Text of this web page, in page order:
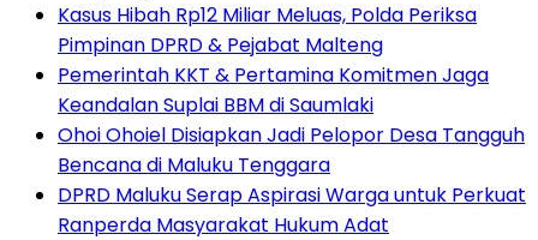
Kasus Hibah Rp12 Miliar Meluas, Polda Periksa
Pimpinan DPRD & Pejabat Malteng
Pemerintah KKT & Pertamina Komitmen Jaga
Keandalan Suplai BBM di Saumlaki
Ohoi Ohoiel Disiapkan Jadi Pelopor Desa Tangguh
Bencana di Maluku Tenggara
DPRD Maluku Serap Aspirasi Warga untuk Perkuat
Ranperda Masyarakat Hukum Adat